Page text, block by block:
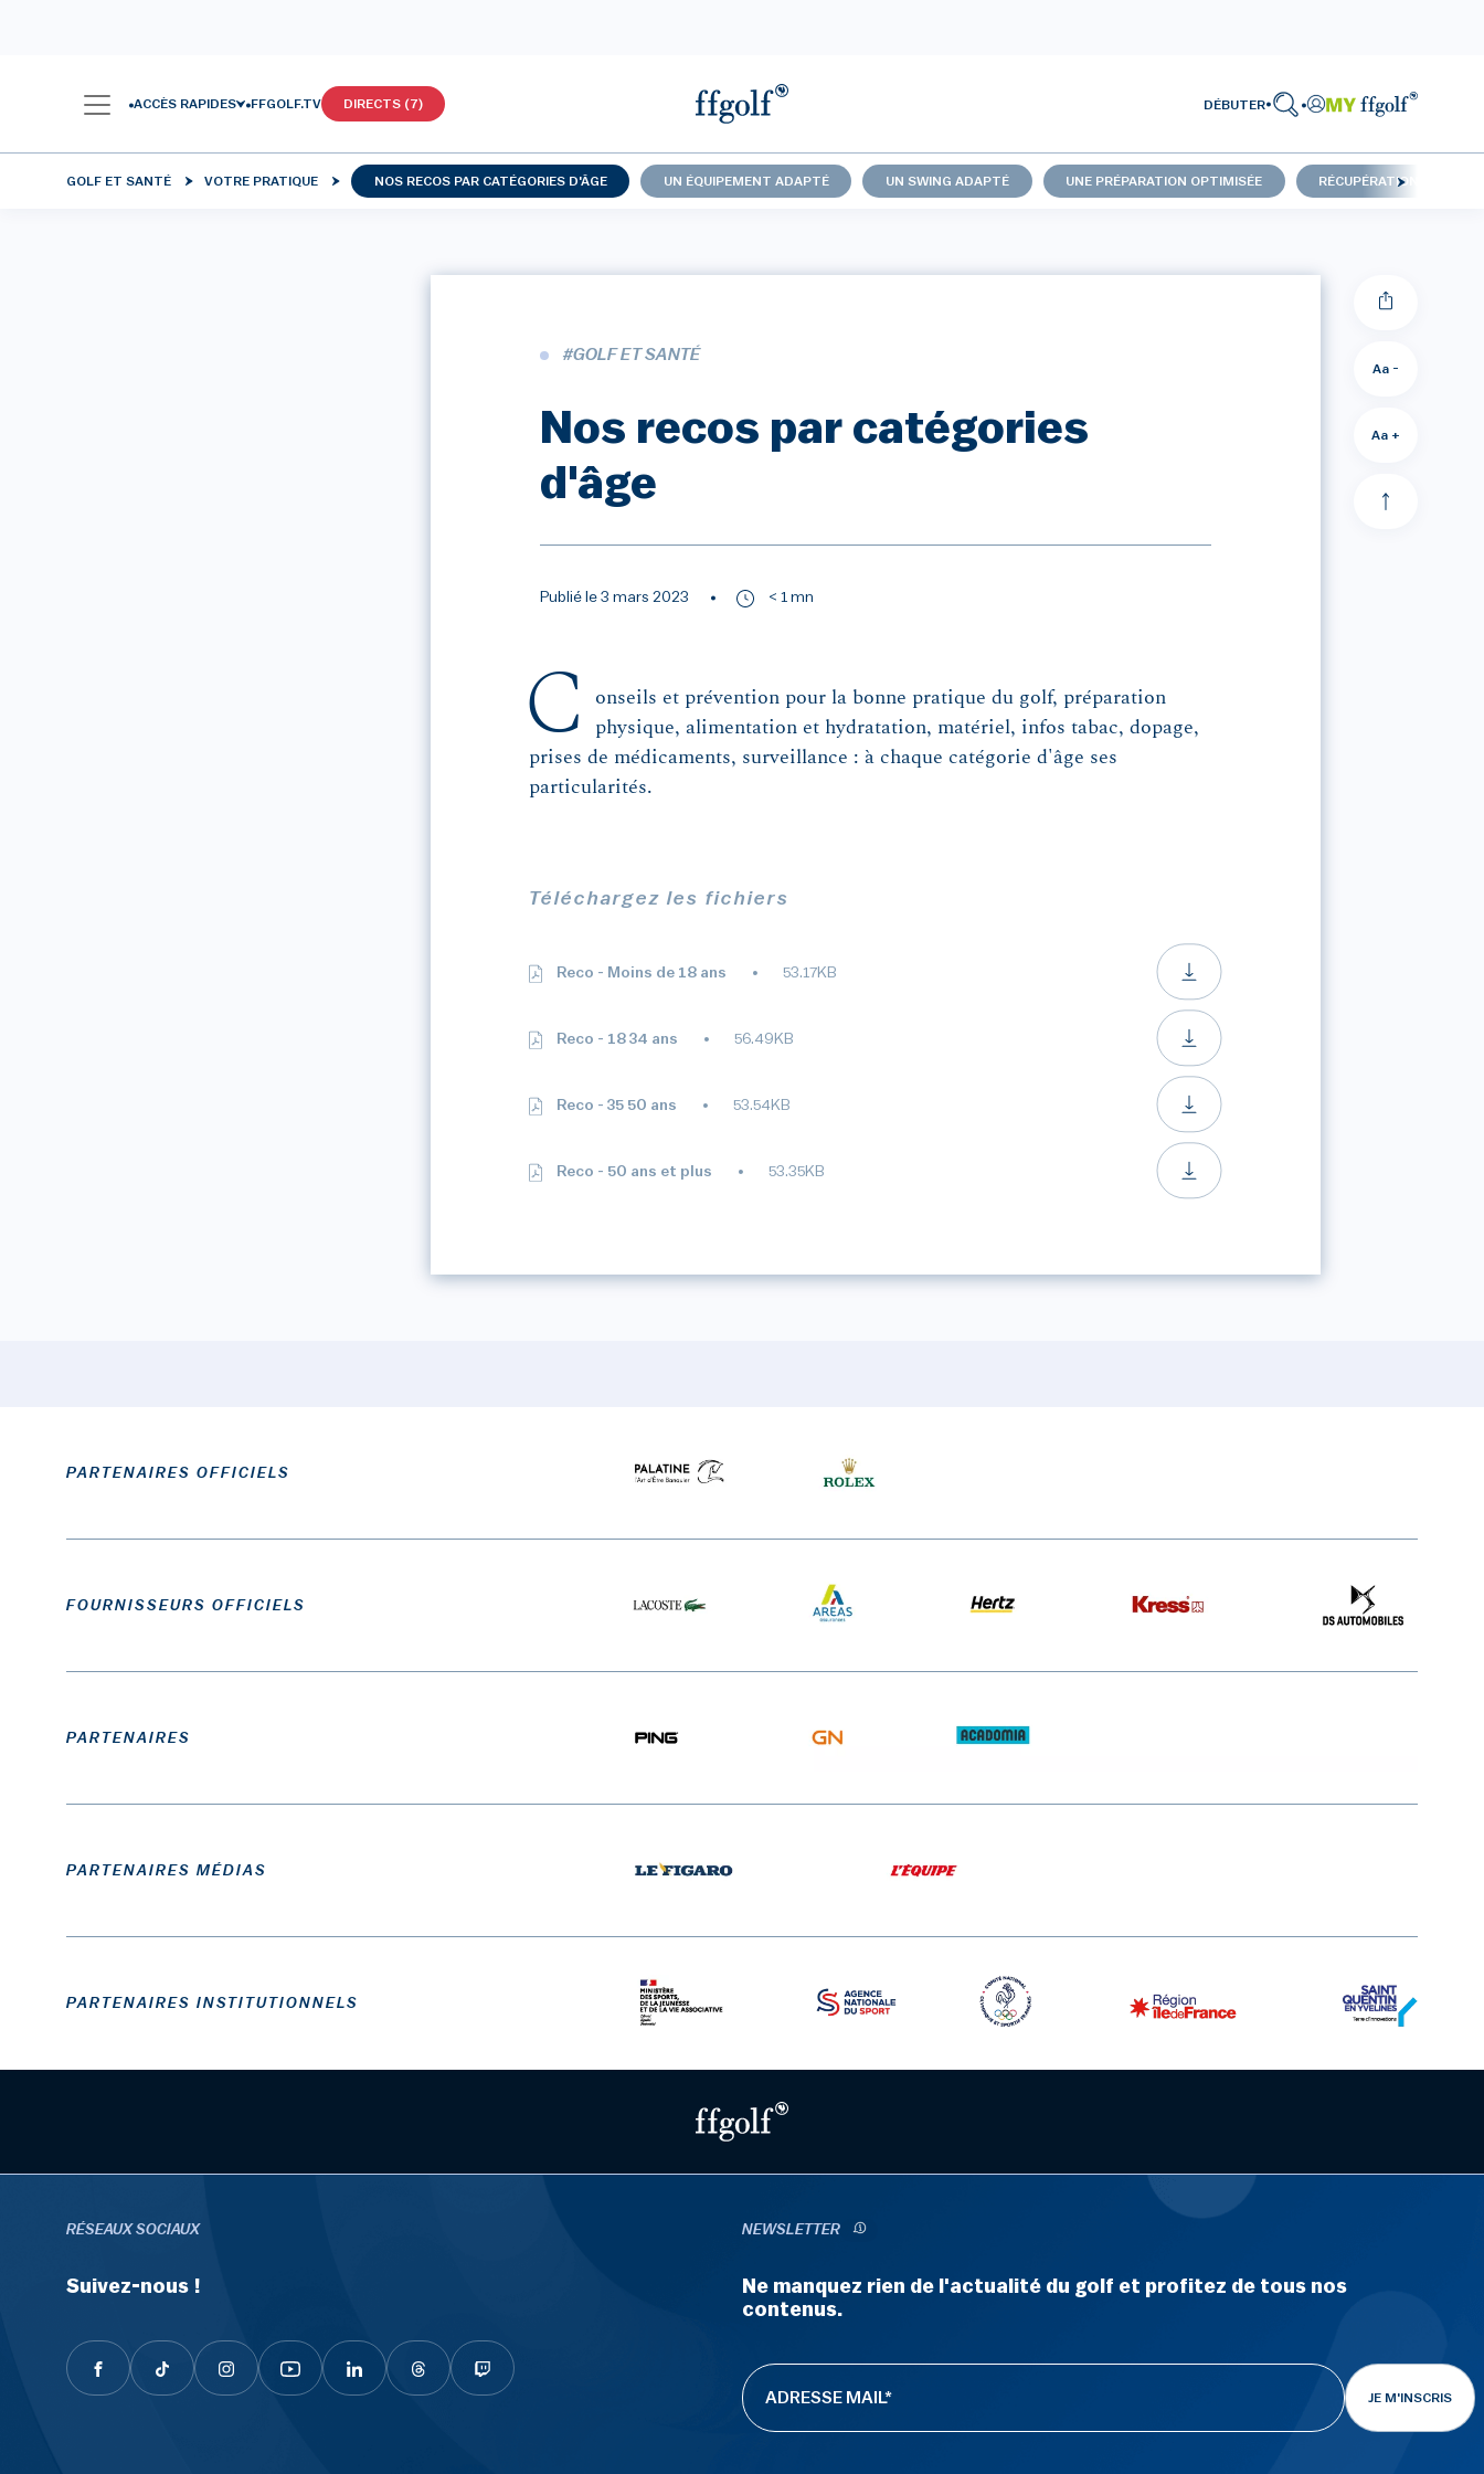
ACCÈS RAPIDES FFGOLF.TV DIRECTS (7) DÉBUTER
GOLF ET SANTÉ VOTRE PRATIQUE NOS RECOS PAR CATÉGORIES D'ÂGE UN ÉQUIPEMENT ADAPTÉ UN SWING ADAPTÉ UNE PRÉPARATION OPTIMISÉE RÉCUPÉRATION
#GOLF ET SANTÉ
Nos recos par catégories
d'âge
Publié le 3 mars 2023 < 1 mn
C
onseils et prévention pour la bonne pratique du golf, préparation
physique, alimentation et hydratation, matériel, infos tabac, dopage,
prises de médicaments, surveillance : à chaque catégorie d'âge ses
particularités.
Téléchargez les fichiers
Reco - Moins de 18 ans 53.17KB
Reco - 18 34 ans 56.49KB
Reco - 35 50 ans 53.54KB
Reco - 50 ans et plus 53.35KB
Aa -
Aa +
PARTENAIRES OFFICIELS
FOURNISSEURS OFFICIELS
PARTENAIRES
PARTENAIRES MÉDIAS
PARTENAIRES INSTITUTIONNELS
RÉSEAUX SOCIAUX
Suivez-nous !
NEWSLETTER
Ne manquez rien de l'actualité du golf et profitez de tous nos
contenus.
JE M'INSCRIS